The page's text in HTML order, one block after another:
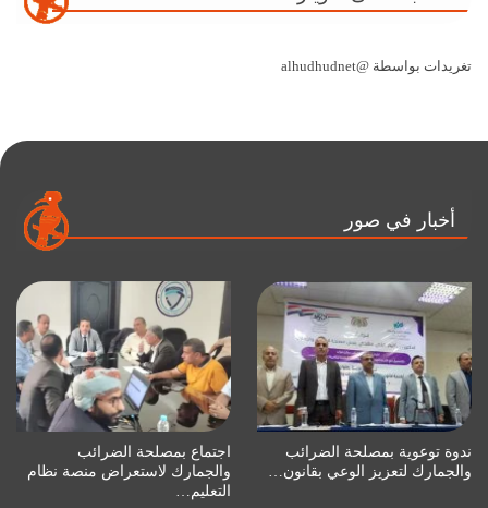
تغريدات بواسطة @alhudhudnet
أخبار في صور
ندوة توعوية بمصلحة الضرائب
والجمارك لتعزيز الوعي بقانون…
اجتماع بمصلحة الضرائب
والجمارك لاستعراض منصة نظام
التعليم…